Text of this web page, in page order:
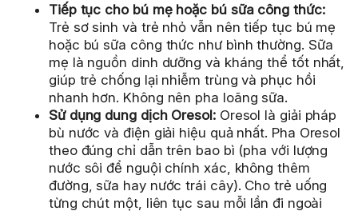
Tiếp tục cho bú mẹ hoặc bú sữa công thức:
Trẻ sơ sinh và trẻ nhỏ vẫn nên tiếp tục bú mẹ
hoặc bú sữa công thức như bình thường. Sữa
mẹ là nguồn dinh dưỡng và kháng thể tốt nhất,
giúp trẻ chống lại nhiễm trùng và phục hồi
nhanh hơn. Không nên pha loãng sữa.
Sử dụng dung dịch Oresol:Oresol là giải pháp
bù nước và điện giải hiệu quả nhất. Pha Oresol
theo đúng chỉ dẫn trên bao bì (pha với lượng
nước sôi để nguội chính xác, không thêm
đường, sữa hay nước trái cây). Cho trẻ uống
từng chút một, liên tục sau mỗi lần đi ngoài